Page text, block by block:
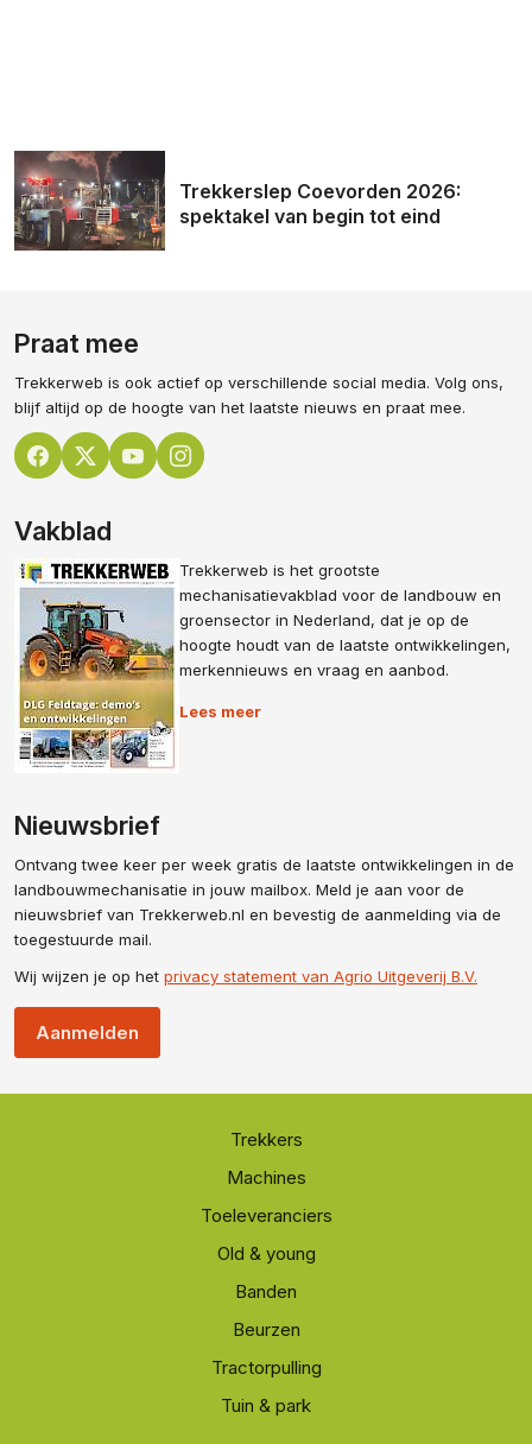
Trekkerslep Coevorden 2026:
spektakel van begin tot eind
Praat mee
Trekkerweb is ook actief op verschillende social media. Volg ons,
blijf altijd op de hoogte van het laatste nieuws en praat mee.
Vakblad
Trekkerweb is het grootste
mechanisatievakblad voor de landbouw en
groensector in Nederland, dat je op de
hoogte houdt van de laatste ontwikkelingen,
merkennieuws en vraag en aanbod.
Lees meer
Nieuwsbrief
Ontvang twee keer per week gratis de laatste ontwikkelingen in de
landbouwmechanisatie in jouw mailbox. Meld je aan voor de
nieuwsbrief van Trekkerweb.nl en bevestig de aanmelding via de
toegestuurde mail.
Wij wijzen je op het privacy statement van Agrio Uitgeverij B.V.
Aanmelden
Trekkers
Machines
Toeleveranciers
Old & young
Banden
Beurzen
Tractorpulling
Tuin & park